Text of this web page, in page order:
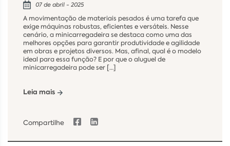
07 de abril - 2025
A movimentação de materiais pesados é uma tarefa que
exige máquinas robustas, eficientes e versáteis. Nesse
cenário, a minicarregadeira se destaca como uma das
melhores opções para garantir produtividade e agilidade
em obras e projetos diversos. Mas, afinal, qual é o modelo
ideal para essa função? E por que o aluguel de
minicarregadeira pode ser […]
Leia mais
Compartilhe